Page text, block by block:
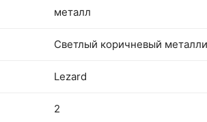
металл
Светлый коричневый
Lezard
2